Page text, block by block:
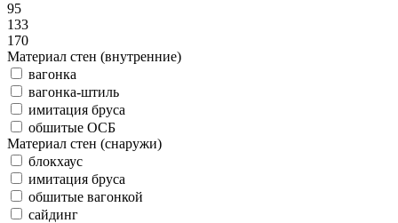
95
133
170
Материал стен (внутренние)
вагонка
вагонка-штиль
имитация бруса
обшитые ОСБ
Материал стен (снаружи)
блокхаус
имитация бруса
обшитые вагонкой
сайдинг